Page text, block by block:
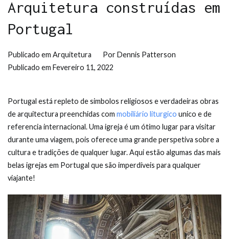
Arquitetura construídas em
Portugal
Publicado em Arquitetura PorDennis Patterson
Publicado em Fevereiro 11, 2022
Portugal está repleto de simbolos religiosos e verdadeiras obras
de arquitectura preenchidas com mobiliário liturgico unico e de
referencia internacional. Uma igreja é um ótimo lugar para visitar
durante uma viagem, pois oferece uma grande perspetiva sobre a
cultura e tradições de qualquer lugar. Aqui estão algumas das mais
belas igrejas em Portugal que são imperdíveis para qualquer
viajante!